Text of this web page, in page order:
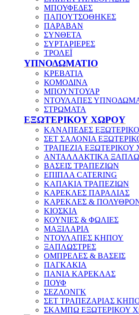
ΜΠΟΥΦΕΔΕΣ
ΠΑΠΟΥΤΣΟΘΗΚΕΣ
ΠΑΡΑΒΑΝ
ΣΥΝΘΕΤΑ
ΣΥΡΤΑΡΙΕΡΕΣ
ΤΡΟΛΕΪ
ΥΠΝΟΔΩΜΑΤΙΟ
ΚΡΕΒΑΤΙΑ
ΚΟΜΟΔΙΝΑ
ΜΠΟΥΝΤΟΥΑΡ
ΝΤΟΥΛΑΠΕΣ
ΣΤΡΩΜΑΤΑ
ΕΞΩΤΕΡΙΚΟΥ ΧΩΡΟΥ
ΚΑΝΑΠΕΔΕΣ
ΣΕΤ ΣΑΛΟΝΙΑ
ΤΡΑΠΕΖΙΑ ΕΞΩΤΕΡΙΚΟΥ
ΑΝΤΑΛΛΑΚΤΙΚΑ
ΒΑΣΕΙΣ ΤΡΑΠΕΖΙΩΝ
ΕΠΙΠΛΑ CATERING
ΚΑΠΑΚΙΑ ΤΡΑΠΕΖΙΩΝ
ΚΑΡΕΚΛΕΣ ΠΑΡΑΛΙΑΣ
ΚΑΡΕΚΛΕΣ &
ΚΙΟΣΚΙΑ
ΚΟΥΝΙΕΣ & ΦΩΛΙΕΣ
ΜΑΞΙΛΑΡΙΑ
ΝΤΟΥΛΑΠΕΣ ΚΗΠΟΥ
ΞΑΠΛΩΣΤΡΕΣ
ΟΜΠΡΕΛΕΣ & ΒΑΣΕΙΣ
ΠΑΓΚΑΚΙΑ
ΠΑΝΙΑ ΚΑΡΕΚΛΑΣ
ΠΟΥΦ
ΣΕΖΛΟΝΓΚ
ΣΕΤ ΤΡΑΠΕΖΑΡΙΑΣ
ΣΚΑΜΠΩ ΕΞΩΤΕΡΙΚΟΥ